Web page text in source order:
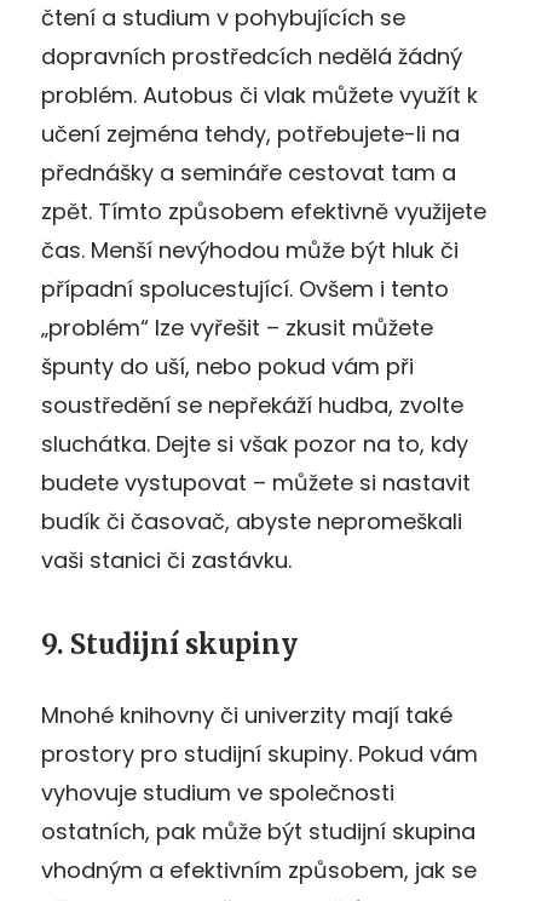
čtení a studium v pohybujících se
dopravních prostředcích nedělá žádný
problém. Autobus či vlak můžete využít k
učení zejména tehdy, potřebujete-li na
přednášky a semináře cestovat tam a
zpět. Tímto způsobem efektivně využijete
čas. Menší nevýhodou může být hluk či
případní spolucestující. Ovšem i tento
„problém“ lze vyřešit – zkusit můžete
špunty do uší, nebo pokud vám při
soustředění se nepřekáží hudba, zvolte
sluchátka. Dejte si však pozor na to, kdy
budete vystupovat – můžete si nastavit
budík či časovač, abyste nepromeškali
vaši stanici či zastávku.
9. Studijní skupiny
Mnohé knihovny či univerzity mají také
prostory pro studijní skupiny. Pokud vám
vyhovuje studium ve společnosti
ostatních, pak může být studijní skupina
vhodným a efektivním způsobem, jak se